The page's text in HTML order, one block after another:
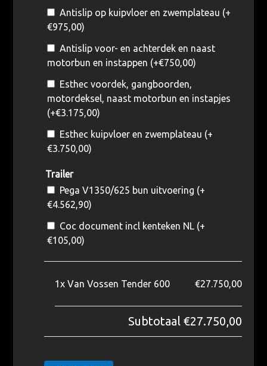
Antislip op kuipvloer en zwemplateau (+
€975,00)
Antislip voor- en achterdek en naast
motorbun en instappen (+€750,00)
Esthec voordek, gangboorden,
motordeksel, naast motorbun en instapjes
(+€3.175,00)
Esthec kuipvloer en zwemplateau (+
€3.750,00)
Trailer
Pega V1350/625 bun uitvoering (+
€4.562,90)
Coc document incl kenteken NL (+
€105,00)
1x Van Vossen Tender 600 €27.750,00
Subtotaal €27.750,00